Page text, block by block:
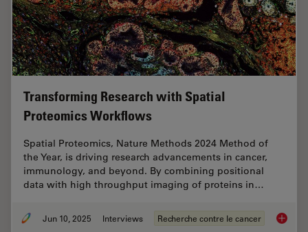
Transforming Research with Spatial
Proteomics Workflows
Spatial Proteomics, Nature Methods 2024 Method of
the Year, is driving research advancements in cancer,
immunology, and beyond. By combining positional
data with high throughput imaging of proteins in…
Jun 10, 2025 Interviews Recherche contre le cancer